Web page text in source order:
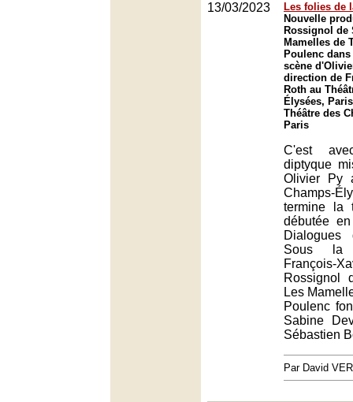
13/03/2023
Les folies de
Nouvelle
Rossignol de
Mamelles de
Poulenc
scène
direction de
Roth au
Élysées,
Théâtre des
Paris
C'est
diptyque
Olivier Py
Champs-
termine la
débutée
Dialogues
Sous la
François-
Rossignol
Les
Poulenc
Sabine
Sébastien
Par David